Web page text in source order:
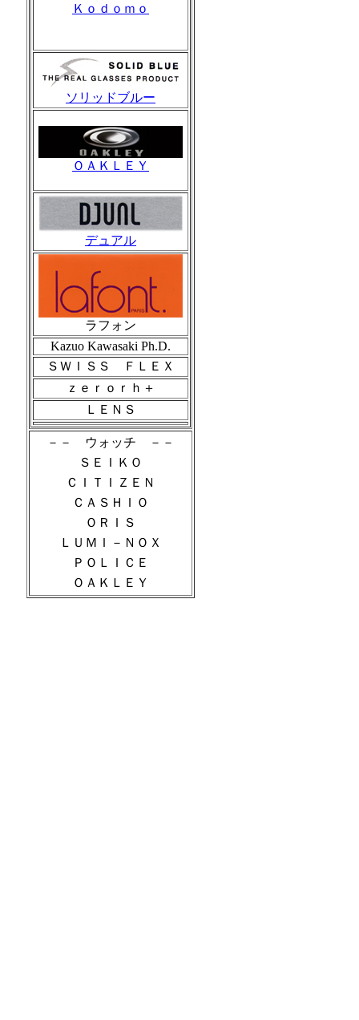
Ｋｏｄｏｍｏ
ソリッドブルー
ＯＡＫＬＥＹ
デュアル
ラフォン
Kazuo Kawasaki Ph.D.
ＳＷＩＳＳ ＦＬＥＸ
ｚｅｒｏｒｈ＋
ＬＥＮＳ
－－ ウォッチ －－
ＳＥＩＫＯ
ＣＩＴＩＺＥＮ
ＣＡＳＨＩＯ
ＯＲＩＳ
ＬＵＭＩ－ＮＯＸ
ＰＯＬＩＣＥ
ＯＡＫＬＥＹ